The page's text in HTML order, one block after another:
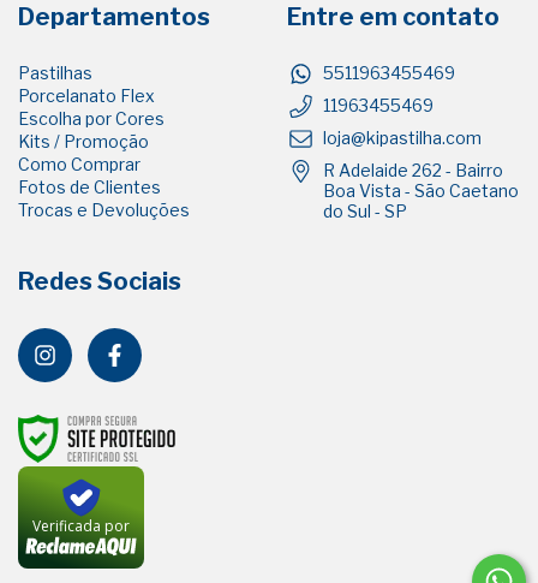
Departamentos
Pastilhas
Porcelanato Flex
Escolha por Cores
Kits / Promoção
Como Comprar
Fotos de Clientes
Trocas e Devoluções
Entre em contato
5511963455469
11963455469
loja@kipastilha.com
R Adelaide 262 - Bairro
Boa Vista - São Caetano
do Sul - SP
Redes Sociais
Verificada por